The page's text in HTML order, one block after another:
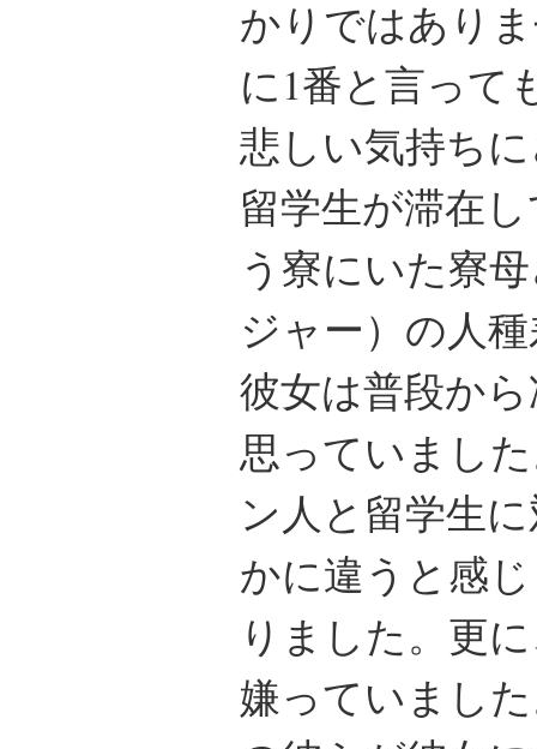
かりではあり
に1番と言って
悲しい気持ち
留学生が滞在
う寮にいた寮
ジャー）の人
彼女は普段か
思っていまし
ン人と留学生
かに違うと感
りました。更
嫌っていまし